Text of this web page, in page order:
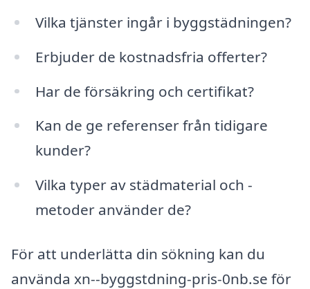
Vilka tjänster ingår i byggstädningen?
Erbjuder de kostnadsfria offerter?
Har de försäkring och certifikat?
Kan de ge referenser från tidigare
kunder?
Vilka typer av städmaterial och -
metoder använder de?
För att underlätta din sökning kan du
använda xn--byggstdning-pris-0nb.se för